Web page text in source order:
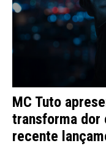
MC Tuto
transforma dor
recente